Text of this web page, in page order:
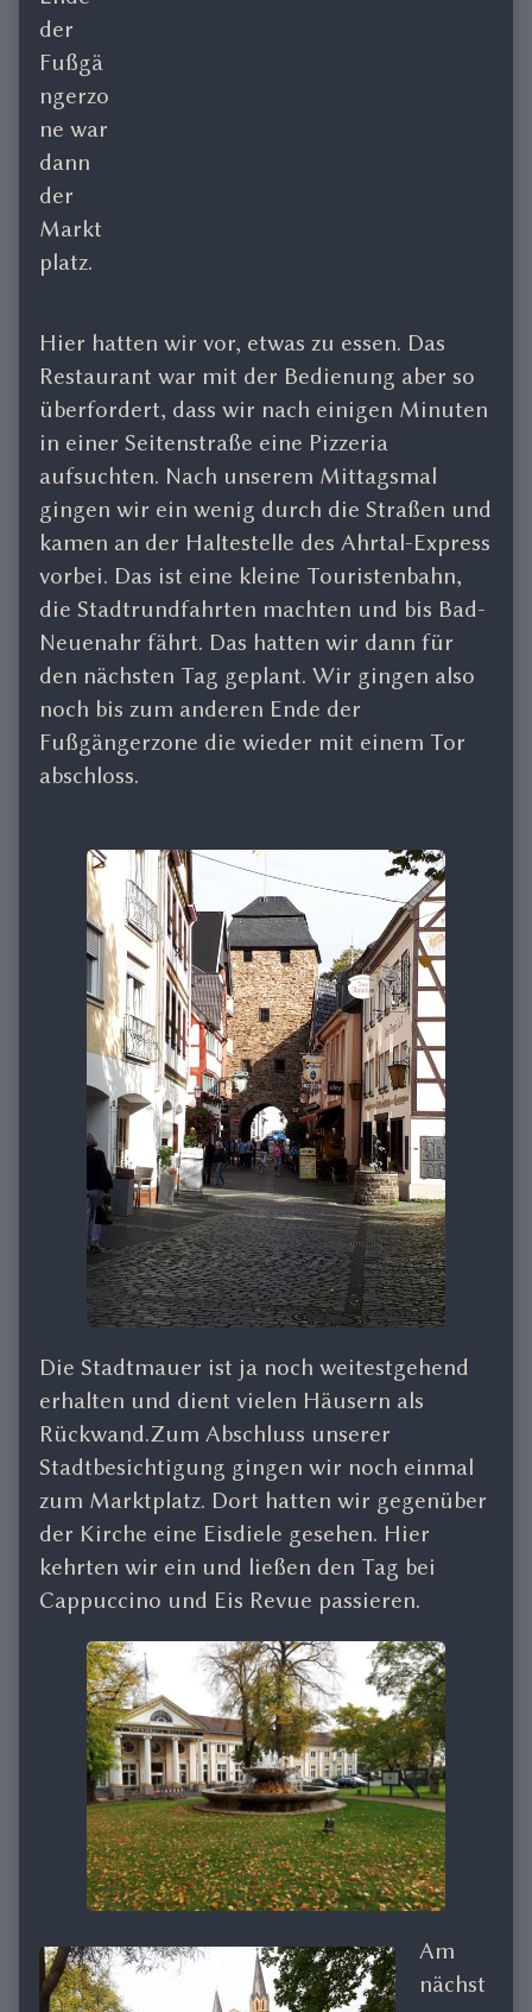
der
Fußgä
ngerzo
ne war
dann
der
Markt
platz.
Hier hatten wir vor, etwas zu essen. Das
Restaurant war mit der Bedienung aber so
überfordert, dass wir nach einigen Minuten
in einer Seitenstraße eine Pizzeria
aufsuchten. Nach unserem Mittagsmal
gingen wir ein wenig durch die Straßen und
kamen an der Haltestelle des Ahrtal-Express
vorbei. Das ist eine kleine Touristenbahn,
die Stadtrundfahrten machten und bis Bad-
Neuenahr fährt. Das hatten wir dann für
den nächsten Tag geplant. Wir gingen also
noch bis zum anderen Ende der
Fußgängerzone die wieder mit einem Tor
abschloss.
Die Stadtmauer ist ja noch weitestgehend
erhalten und dient vielen Häusern als
Rückwand.Zum Abschluss unserer
Stadtbesichtigung gingen wir noch einmal
zum Marktplatz. Dort hatten wir gegenüber
der Kirche eine Eisdiele gesehen. Hier
kehrten wir ein und ließen den Tag bei
Cappuccino und Eis Revue passieren.
Am
nächst